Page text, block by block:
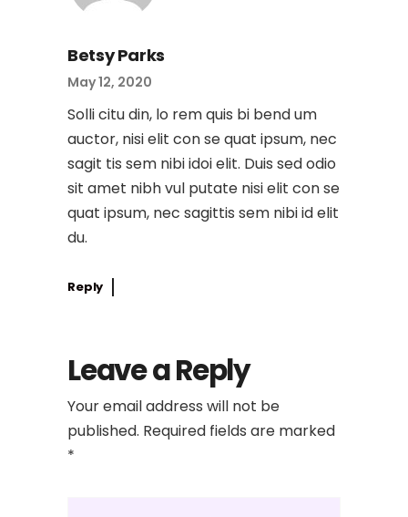
Betsy Parks
May 12, 2020
Solli citu din, lo rem quis bi bend um
auctor, nisi elit con se quat ipsum, nec
sagit tis sem nibi idoi elit. Duis sed odio
sit amet nibh vul putate nisi elit con se
quat ipsum, nec sagittis sem nibi id elit
du.
Reply
Leave a Reply
Your email address will not be
published. Required fields are marked
*